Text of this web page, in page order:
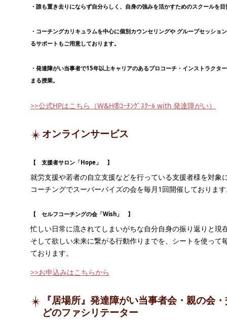
・誰も置き去りにならず自分らしく、自身の強みを活かすためのスクールを
・コーチングカリキュラムを中心に個別カウンセリングや グループセッショ
るサポートもご用意しております。
・発達障がい当事者で15年以上キャリアのあるプロコーチ・インストラクタ
まる授業。
>>公式HPはこちら（W&H®ｺｰﾁﾝｸﾞｽｸｰﾙ with 発達障がい）
オンラインサービス
【 支援者サロン「Hope」 】
就労支援や若者の自立支援などを行っている支援者様を対象
コーチングでスーパーバイズの会を毎月1回開催しておりま
【 セルフコーチングの会「Wish」 】
忙しい日常に流されてしまいがちな自分自身の振り返りと現
そして欲しい未来に繋がる行動作りまでを、シートを使って
ております。
>>お申込みはこちらから
『居場所』発達障がい当事者会・親の会
どのファシリテーター